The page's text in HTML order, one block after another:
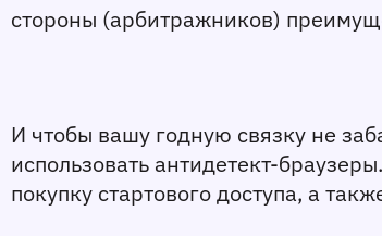
стороны (арбитражников)
И чтобы вашу годную связку не
использовать антидетект-
покупку стартового доступа, а